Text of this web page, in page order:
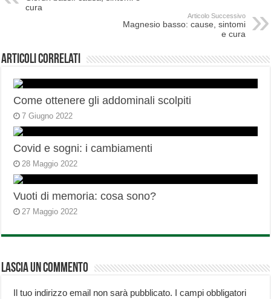
cura
Articolo Successivo
Magnesio basso: cause, sintomi
e cura
Articoli correlati
Come ottenere gli addominali scolpiti
7 Giugno 2022
Covid e sogni: i cambiamenti
28 Maggio 2022
Vuoti di memoria: cosa sono?
27 Maggio 2022
Lascia un commento
Il tuo indirizzo email non sarà pubblicato. I campi obbligatori